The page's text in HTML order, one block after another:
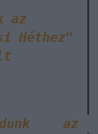
az
Héthez"
az